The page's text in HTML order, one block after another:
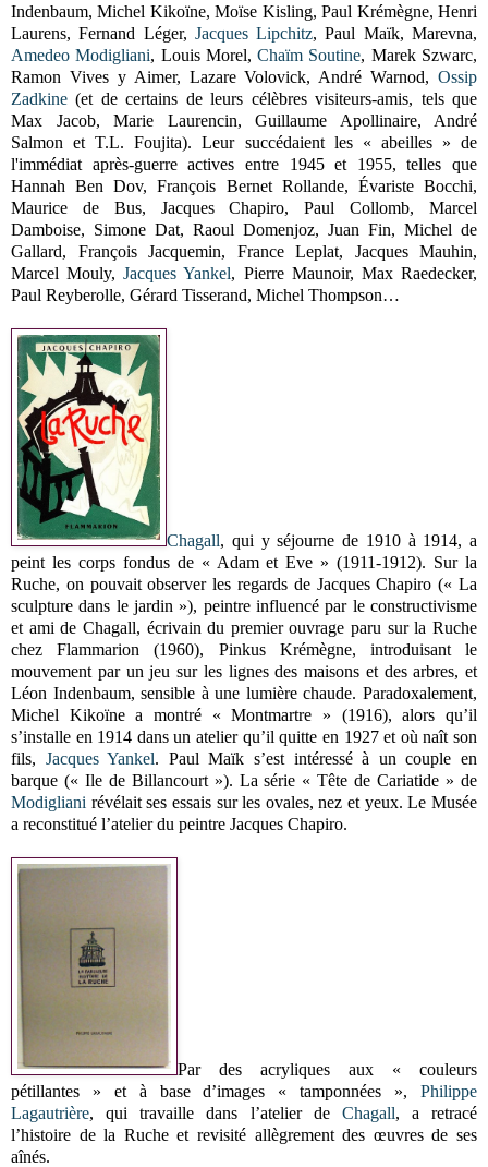
Indenbaum, Michel Kikoïne, Moïse Kisling, Paul Krémègne, Henri
Laurens, Fernand Léger, Jacques Lipchitz, Paul Maïk, Marevna,
Amedeo Modigliani, Louis Morel,Chaïm Soutine, Marek Szwarc,
Ramon Vives y Aimer, Lazare Volovick, André Warnod, Ossip
Zadkine (et de certains de leurs célèbres visiteurs-amis, tels que
Max Jacob, Marie Laurencin, Guillaume Apollinaire, André
Salmon et T.L. Foujita). Leur succédaient les « abeilles » de
l'immédiat après-guerre actives entre 1945 et 1955, telles que
Hannah Ben Dov, François Bernet Rollande, Évariste Bocchi,
Maurice de Bus, Jacques Chapiro, Paul Collomb, Marcel
Damboise, Simone Dat, Raoul Domenjoz, Juan Fin, Michel de
Gallard, François Jacquemin, France Leplat, Jacques Mauhin,
Marcel Mouly,Jacques Yankel, Pierre Maunoir, Max Raedecker,
Paul Reyberolle, Gérard Tisserand, Michel Thompson…
Chagall, qui y séjourne de 1910 à 1914, a
peint les corps fondus de « Adam et Eve » (1911-1912). Sur la
Ruche, on pouvait observer les regards de Jacques Chapiro (« La
sculpture dans le jardin »), peintre influencé par le constructivisme
et ami de Chagall, écrivain du premier ouvrage paru sur la Ruche
chez Flammarion (1960), Pinkus Krémègne, introduisant le
mouvement par un jeu sur les lignes des maisons et des arbres, et
Léon Indenbaum, sensible à une lumière chaude. Paradoxalement,
Michel Kikoïne a montré « Montmartre » (1916), alors qu’il
s’installe en 1914 dans un atelier qu’il quitte en 1927 et où naît son
fils, Jacques Yankel. Paul Maïk s’est intéressé à un couple en
barque (« Ile de Billancourt »). La série « Tête de Cariatide » de
Modigliani révélait ses essais sur les ovales, nez et yeux. Le Musée
a reconstitué l’atelier du peintre Jacques Chapiro.
Par des acryliques aux « couleurs
pétillantes » et à base d’images « tamponnées », Philippe
Lagautrière, qui travaille dans l’atelier de Chagall, a retracé
l’histoire de la Ruche et revisité allègrement des œuvres de ses
aînés.